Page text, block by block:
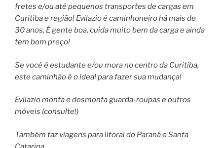
fretes e/ou até pequenos transportes de cargas em
Curitiba e região! Evilazio é caminhoneiro há mais de
30 anos. É gente boa, cuida muito bem da carga e ainda
tem bom preço!
Se você é estudante e/ou mora no centro da Curitiba,
este caminhão é o ideal para fazer sua mudança!
Evilazio monta e desmonta guarda-roupas e outros
móveis (consulte!)
Também faz viagens para litoral do Paraná e Santa